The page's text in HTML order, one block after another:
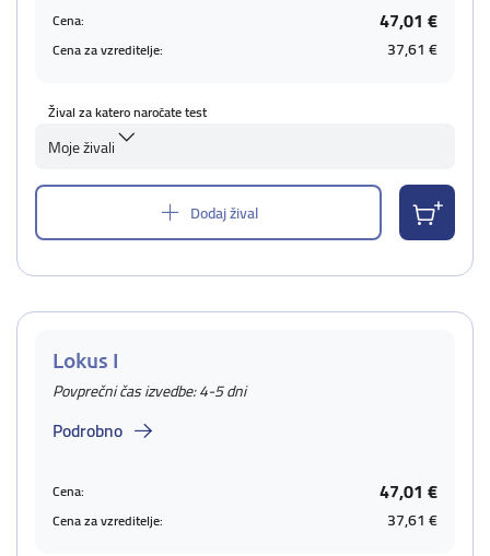
Cena: 47,01 €
Cena za vzreditelje: 37,61 €
Žival za katero naročate test
Moje živali
Dodaj žival
Lokus I
Povprečni čas izvedbe: 4-5 dni
Podrobno
Cena: 47,01 €
Cena za vzreditelje: 37,61 €